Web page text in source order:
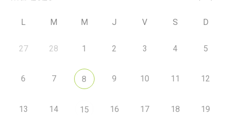
L M M J V S D
27 28 1 2 3 4 5
6 7 8 9 10 11 12
13 14 15 16 17 18 19